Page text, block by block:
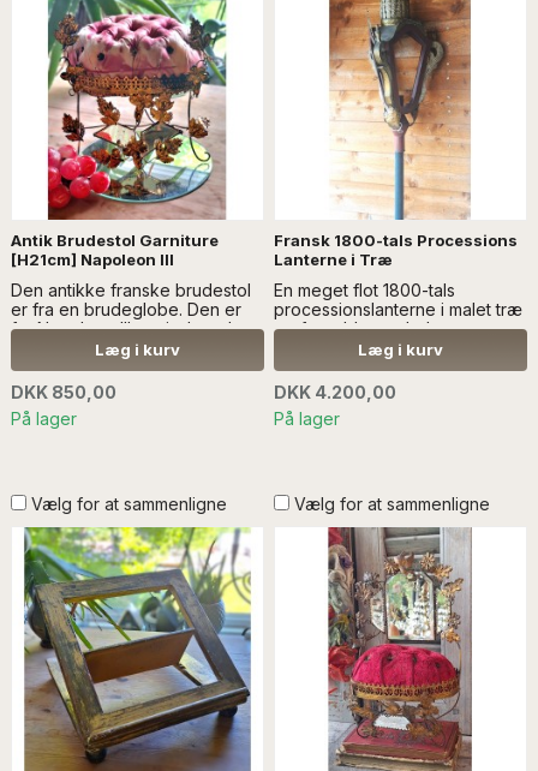
Antik Brudestol Garniture
[H21cm] Napoleon III
Den antikke franske brudestol
er fra en brudeglobe. Den er
fra Napoleon lll-perioden, der
er fra omkring 1852-1870...Læs
mere SÆLGES UDEN ANDEN
DEKORATION
Læg i kurv
DKK 850,00
På lager
Fransk 1800-tals Processions
Lanterne i Træ
En meget flot 1800-tals
processionslanterne i malet træ
og forgyldt metal - læs mere
Lanternen skal leveres eller
afhentes. Kontakt
info@froekenanker.dk
Læg i kurv
DKK 4.200,00
På lager
Vælg for at sammenligne Vælg for at sammenligne